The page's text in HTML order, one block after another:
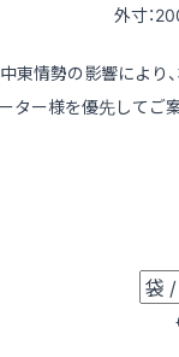
外寸：
東情勢の影響により
ター様を優先してご